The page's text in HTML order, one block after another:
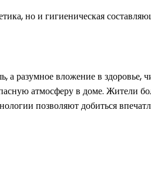
но и гигиеническая
разумное вложение в
атмосферу в доме.
позволяют добиться